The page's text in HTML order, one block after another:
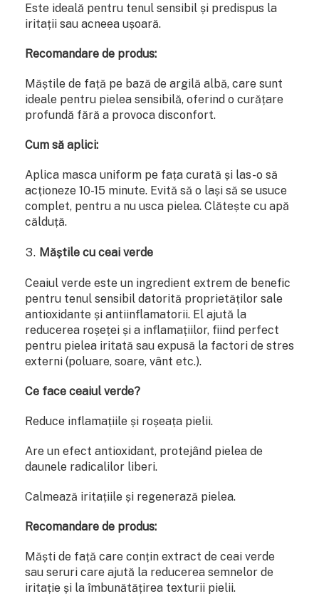
Este ideală pentru tenul sensibil și predispus la
iritații sau acneea ușoară.
Recomandare de produs:
Măștile de față pe bază de argilă albă, care sunt
ideale pentru pielea sensibilă, oferind o curățare
profundă fără a provoca disconfort.
Cum să aplici:
Aplica masca uniform pe fața curată și las-o să
acționeze 10-15 minute. Evită să o lași să se usuce
complet, pentru a nu usca pielea. Clătește cu apă
călduță.
Măștile cu ceai verde
Ceaiul verde este un ingredient extrem de benefic
pentru tenul sensibil datorită proprietăților sale
antioxidante și antiinflamatorii. El ajută la
reducerea roșeței și a inflamațiilor, fiind perfect
pentru pielea iritată sau expusă la factori de stres
externi (poluare, soare, vânt etc.).
Ce face ceaiul verde?
Reduce inflamațiile și roșeața pielii.
Are un efect antioxidant, protejând pielea de
daunele radicalilor liberi.
Calmează iritațiile și regenerază pielea.
Recomandare de produs:
Măști de față care conțin extract de ceai verde
sau seruri care ajută la reducerea semnelor de
iritație și la îmbunătățirea texturii pielii.